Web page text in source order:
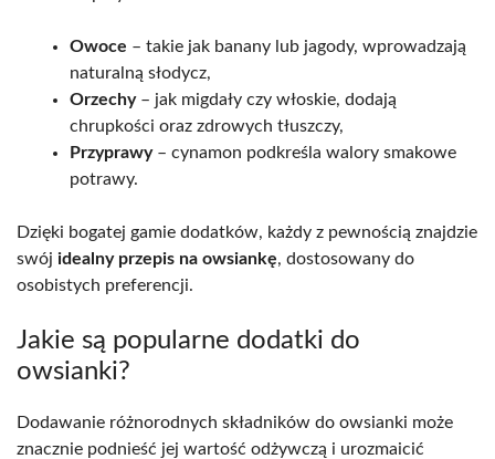
Owoce – takie jak banany lub jagody, wprowadzają
naturalną słodycz,
Orzechy– jak migdały czy włoskie, dodają
chrupkości oraz zdrowych tłuszczy,
Przyprawy– cynamon podkreśla walory smakowe
potrawy.
Dzięki bogatej gamie dodatków, każdy z pewnością znajdzie
swój idealny przepis na owsiankę, dostosowany do
osobistych preferencji.
Jakie są popularne dodatki do
owsianki?
Dodawanie różnorodnych składników do owsianki może
znacznie podnieść jej wartość odżywczą i urozmaicić